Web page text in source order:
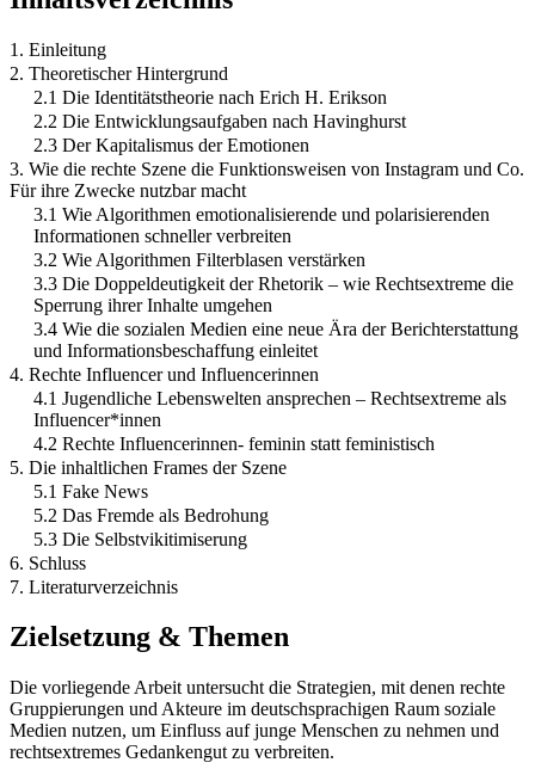
1. Einleitung
2. Theoretischer Hintergrund
2.1 Die Identitätstheorie nach Erich H. Erikson
2.2 Die Entwicklungsaufgaben nach Havinghurst
2.3 Der Kapitalismus der Emotionen
3. Wie die rechte Szene die Funktionsweisen von Instagram und Co.
Für ihre Zwecke nutzbar macht
3.1 Wie Algorithmen emotionalisierende und polarisierenden
Informationen schneller verbreiten
3.2 Wie Algorithmen Filterblasen verstärken
3.3 Die Doppeldeutigkeit der Rhetorik – wie Rechtsextreme die
Sperrung ihrer Inhalte umgehen
3.4 Wie die sozialen Medien eine neue Ära der Berichterstattung
und Informationsbeschaffung einleitet
4. Rechte Influencer und Influencerinnen
4.1 Jugendliche Lebenswelten ansprechen – Rechtsextreme als
Influencer*innen
4.2 Rechte Influencerinnen- feminin statt feministisch
5. Die inhaltlichen Frames der Szene
5.1 Fake News
5.2 Das Fremde als Bedrohung
5.3 Die Selbstvikitimiserung
6. Schluss
7. Literaturverzeichnis
Zielsetzung & Themen
Die vorliegende Arbeit untersucht die Strategien, mit denen rechte
Gruppierungen und Akteure im deutschsprachigen Raum soziale
Medien nutzen, um Einfluss auf junge Menschen zu nehmen und
rechtsextremes Gedankengut zu verbreiten.